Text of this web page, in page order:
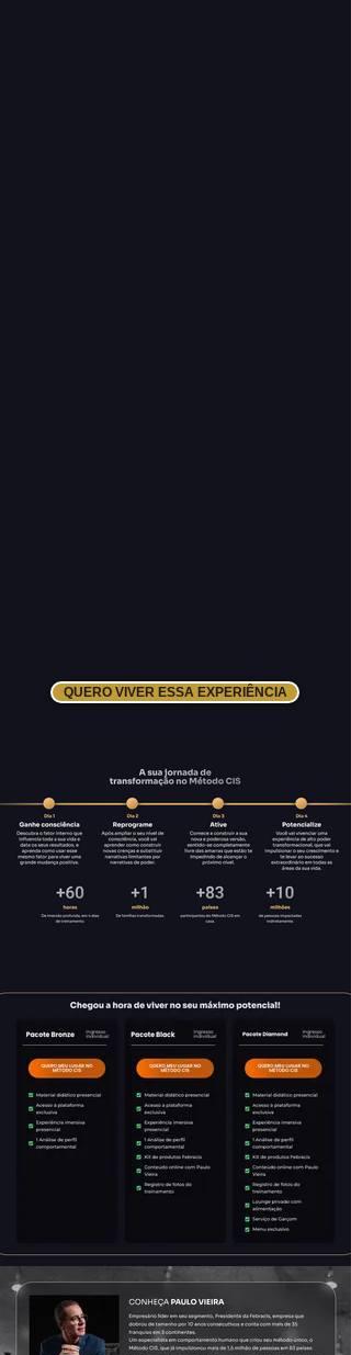
QUERO VIVER ESSA EXPERIÊNCIA